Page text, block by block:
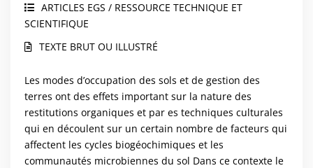
ARTICLES EGS / RESSOURCE TECHNIQUE ET
SCIENTIFIQUE
TEXTE BRUT OU ILLUSTRÉ
Les modes d’occupation des sols et de gestion des
terres ont des effets important sur la nature des
restitutions organiques et par es techniques culturales
qui en découlent sur un certain nombre de facteurs qui
affectent les cycles biogéochimiques et les
communautés microbiennes du sol Dans ce contexte le